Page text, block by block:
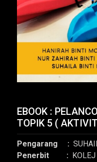
EBOOK :
TOPIK 5 (
Pengarang :
Penerbit :